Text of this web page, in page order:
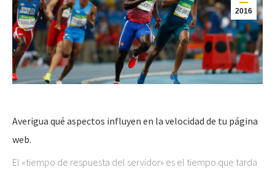
2016
Averigua qué aspectos influyen en la velocidad de tu página
web.
El «tiempo de respuesta del servidor» es el tiempo que tarda